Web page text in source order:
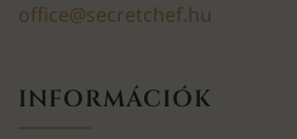
office@secretchef.hu
INFORMÁCIÓK